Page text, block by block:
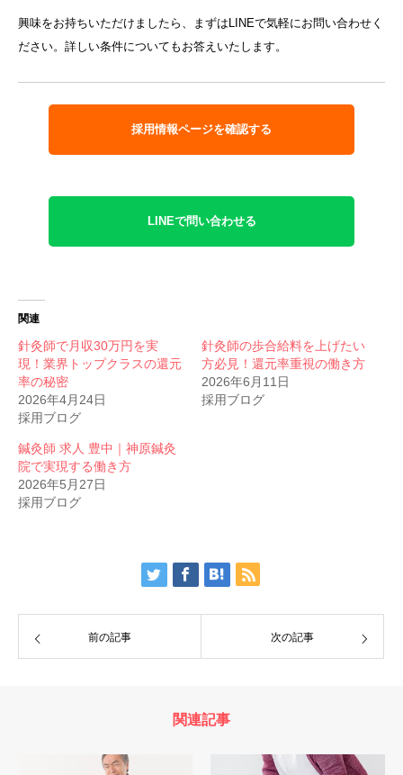
興味をお持ちいただけましたら、まずはLINEで気軽にお問い合わせく
ださい。詳しい条件についてもお答えいたします。
採用情報ページを確認する
LINEで問い合わせる
関連
針灸師で月収30万円を実
現！業界トップクラスの還元
率の秘密
2026年4月24日
採用ブログ
針灸師の歩合給料を上げたい
方必見！還元率重視の働き方
2026年6月11日
採用ブログ
鍼灸師 求人 豊中｜神原鍼灸
院で実現する働き方
2026年5月27日
採用ブログ
前の記事 次の記事
関連記事